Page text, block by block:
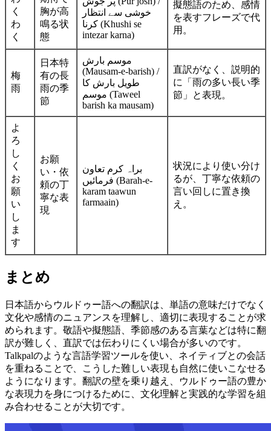
く
わ
く
胸が高
鳴る状
態
خوشی سے انتظار
کرنا (Khushi se
intezar karna)
擬態語のため、感情
を表すフレーズで代
用。
梅
雨
日本特
有の長
雨の季
節
موسم بارش
(Mausam-e-barish) /
طویل بارش کا
موسم (Taweel
barish ka mausam)
直訳がなく、説明的
に「雨の多い長い季
節」と表現。
よ
ろ
し
く
お
願
い
し
ま
す
お願
い・依
頼の丁
寧な表
現
براہ کرم تعاون
فرمائیں (Barah-e-
karam taawun
farmaain)
状況により使い分け
るが、丁寧な依頼の
言い回しに置き換
え。
まとめ
日本語からウルドゥー語への翻訳は、単語の意味だけでなく
文化や感情のニュアンスを理解し、適切に表現することが求
められます。敬語や擬態語、季節感のある言葉などは特に翻
訳が難しく、直訳では伝わりにくい場合が多いのです。
Talkpalのような言語学習ツールを使い、ネイティブとの会話
を重ねることで、こうした難しい表現も自然に使いこなせる
ようになります。翻訳の壁を乗り越え、ウルドゥー語の豊か
な表現力を身につけるために、文化理解と実践的な学習を組
み合わせることが大切です。